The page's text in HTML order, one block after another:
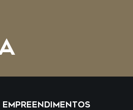
EMPREENDIMENTOS